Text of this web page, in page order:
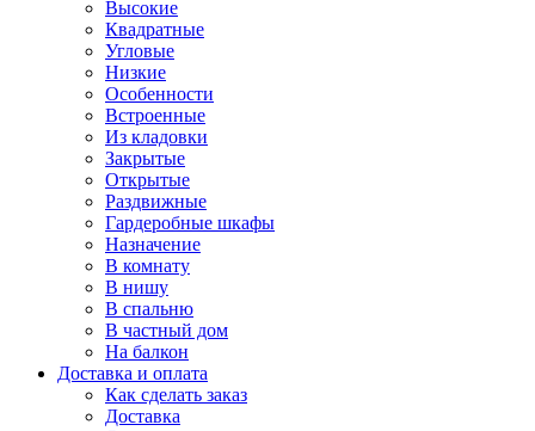
Высокие
Квадратные
Угловые
Низкие
Особенности
Встроенные
Из кладовки
Закрытые
Открытые
Раздвижные
Гардеробные шкафы
Назначение
В комнату
В нишу
В спальню
В частный дом
На балкон
Доставка и оплата
Как сделать заказ
Доставка